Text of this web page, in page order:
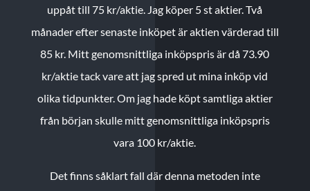
uppåt till 75 kr/aktie. Jag köper 5 st aktier.Två
månader efter senaste inköpet är aktien värderad till
85 kr. Mitt genomsnittliga inköpspris är då 73.90
kr/aktie tack vare att jag spred ut mina inköp vid
olika tidpunkter. Om jag hade köpt samtliga aktier
från början skulle mitt genomsnittliga inköpspris
vara 100 kr/aktie.
Det finns såklart fall där denna metoden inte